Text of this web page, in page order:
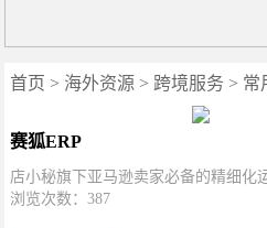
首页 > 海外资源 > 跨境服务 > 常
赛狐ERP
店小秘旗下亚马逊卖家必备的精细化
浏览次数：387